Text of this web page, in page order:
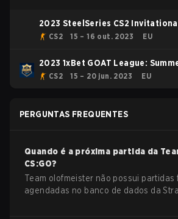
2023 SteelSeries CS2 Invitational
CS2 15 – 16 out. 2023 EU
2023 1xBet GOAT League:
CS2 15 – 20 jun. 2023 EU
PERGUNTAS FREQUENTES
Quando é a próxima partida da
CS:GO?
Team olofmeister não possui partidas
agendadas no banco de dados da